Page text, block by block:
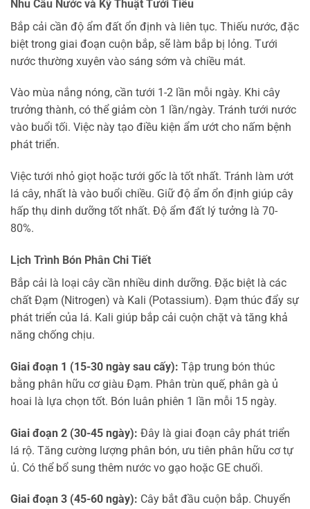
Nhu Cầu Nước và Kỹ Thuật Tưới Tiêu
Bắp cải cần độ ẩm đất ổn định và liên tục. Thiếu nước, đặc
biệt trong giai đoạn cuộn bắp, sẽ làm bắp bị lỏng. Tưới
nước thường xuyên vào sáng sớm và chiều mát.
Vào mùa nắng nóng, cần tưới 1-2 lần mỗi ngày. Khi cây
trưởng thành, có thể giảm còn 1 lần/ngày. Tránh tưới nước
vào buổi tối. Việc này tạo điều kiện ẩm ướt cho nấm bệnh
phát triển.
Việc tưới nhỏ giọt hoặc tưới gốc là tốt nhất. Tránh làm ướt
lá cây, nhất là vào buổi chiều. Giữ độ ẩm ổn định giúp cây
hấp thụ dinh dưỡng tốt nhất. Độ ẩm đất lý tưởng là 70-
80%.
Lịch Trình Bón Phân Chi Tiết
Bắp cải là loại cây cần nhiều dinh dưỡng. Đặc biệt là các
chất Đạm (Nitrogen) và Kali (Potassium). Đạm thúc đẩy sự
phát triển của lá. Kali giúp bắp cải cuộn chặt và tăng khả
năng chống chịu.
Giai đoạn 1 (15-30 ngày sau cấy): Tập trung bón thúc
bằng phân hữu cơ giàu Đạm. Phân trùn quế, phân gà ủ
hoai là lựa chọn tốt. Bón luân phiên 1 lần mỗi 15 ngày.
Giai đoạn 2 (30-45 ngày): Đây là giai đoạn cây phát triển
lá rộ. Tăng cường lượng phân bón, ưu tiên phân hữu cơ tự
ủ. Có thể bổ sung thêm nước vo gạo hoặc GE chuối.
Giai đoạn 3 (45-60 ngày): Cây bắt đầu cuộn bắp. Chuyển